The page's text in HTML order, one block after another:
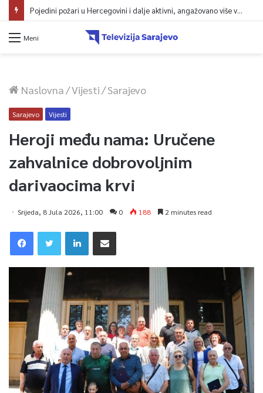
Pojedini požari u Hercegovini i dalje aktivni, angažovano više vatrogasaca i helikopter
Meni
Naslovna/Vijesti/Sarajevo
Sarajevo Vijesti
Heroji među nama: Uručene
zahvalnice dobrovoljnim
darivaocima krvi
Srijeda, 8 Jula 2026, 11:00 0 188 2 minutes read